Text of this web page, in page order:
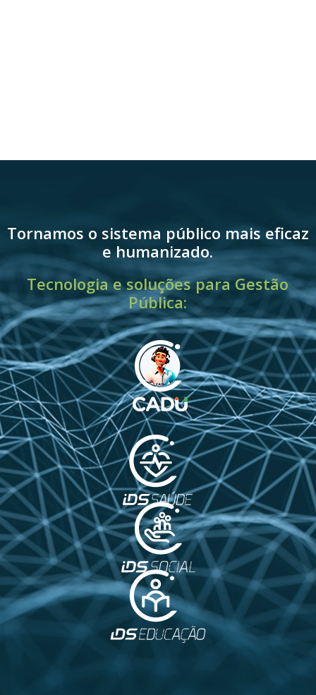
Tornamos o sistema público mais eficaz
e humanizado.
Tecnologia e soluções para Gestão
Pública: